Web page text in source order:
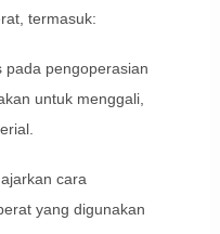
termasuk:
pada pengoperasian
untuk menggali,
cara
yang digunakan